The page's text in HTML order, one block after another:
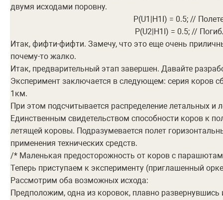
двумя исходами поровну.
P(U1|H1I) = 0.5; //
P(U2|H1I) = 0.5; //
Итак, фифти-фифти. Замечу, что это еще очень
почему-то жалко.
Итак, предварительный этап завершен. Давайте
Эксперимент заключается в следующем: серия коров
1км.
При этом подсчитывается распределение летальных и
Единственным свидетельством способности коров к
летящей коровы. Подразумевается полет
применения технических средств.
/* Маленькая предосторожность от коров с
Теперь приступаем к эксперименту (приглашенный
Рассмотрим оба возможных исхода:
Предположим, одна из коровок, плавно